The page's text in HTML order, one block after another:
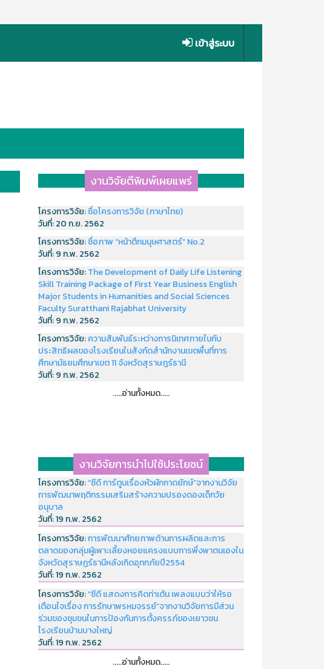
เข้าสู่ระบบ
งานวิจัยตีพิมพ์เผยแพร่
โครงการวิจัย:ชื่อโครงการวิจัย (ภาษาไทย)
วันที่:20 ก.ย. 2562
โครงการวิจัย:ชื่อภาพ “หน้าตึกมนุษศาสตร์” No.2
วันที่:9 ก.พ. 2562
โครงการวิจัย:The Development of Daily Life Listening
Skill Training Package of First Year Business English
Major Students in Humanities and Social Sciences
Faculty Suratthani Rajabhat University
วันที่:9 ก.พ. 2562
โครงการวิจัย:ความสัมพันธ์ระหว่างการนิเทศภายในกับ
ประสิทธิผลของโรงเรียนในสังกัดสำนักงานเขตพื้นที่การ
ศึกษามัธยมศึกษาเขต 11 จังหวัดสุราษฎร์ธานี
วันที่:9 ก.พ. 2562
.....อ่านทั้งหมด.....
งานวิจัยการนำไปใช้ประโยชน์
โครงการวิจัย:“ซีดี การ์ตูนเรื่องหัวผักกาดยักษ์”จากงานวิจัย
การพัฒนาพฤติกรรมเสริมสร้างความปรองดองเด็กวัย
อนุบาล
วันที่:19 ก.พ. 2562
โครงการวิจัย:การพัฒนาศักยภาพด้านการผลิตและการ
ตลาดของกลุ่มผู้เพาะเลี้ยงหอยแครงแบบการพึ่งพาตนเองใน
จังหวัดสุราษฏร์ธานีหลังเกิดอุทกภัยปี2554
วันที่:19 ก.พ. 2562
โครงการวิจัย:“ซีดี แสดงการคิดท่าเต้น เพลงแบบว่าให้รอ
เตือนใจเรื่อง การรักษาพรหมจรรย์”จากงานวิจัยการมีส่วน
ร่วมของชุมชนในการป้องกันการตั้งครรภ์ของเยาวชน
โรงเรียนบ้านบางใหญ่
วันที่:19 ก.พ. 2562
.....อ่านทั้งหมด.....